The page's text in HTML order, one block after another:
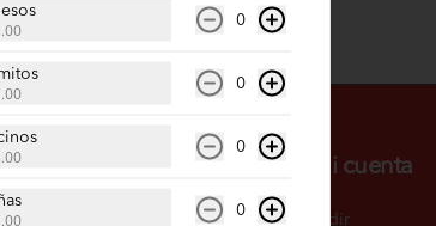
sociales Mi cuenta
Pedir
0
0
0
0